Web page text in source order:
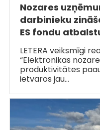
Nozares
darbinieku
ES fondu
LETERA veiksmīgi
“Elektronikas
produktivitātes
ietvaros jau…